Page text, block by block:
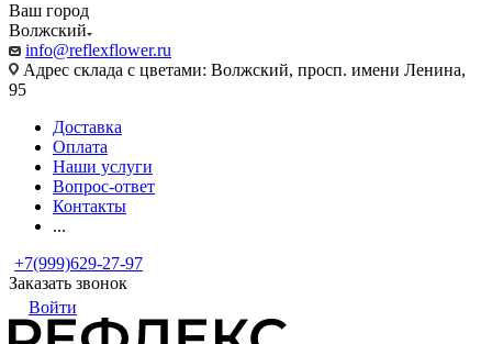
Ваш город
Волжский
info@reflexflower.ru
Адрес склада с цветами: Волжский, просп. имени Ленина,
95
Доставка
Оплата
Наши услуги
Вопрос-ответ
Контакты
...
+7(999)629-27-97
Заказать звонок
Войти